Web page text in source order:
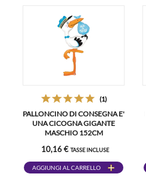
(1)
PALLONCINO DI CONSEGNA E'
UNA CICOGNA GIGANTE
MASCHIO 152CM
10,16 € TASSE INCLUSE
AGGIUNGI AL CARRELLO